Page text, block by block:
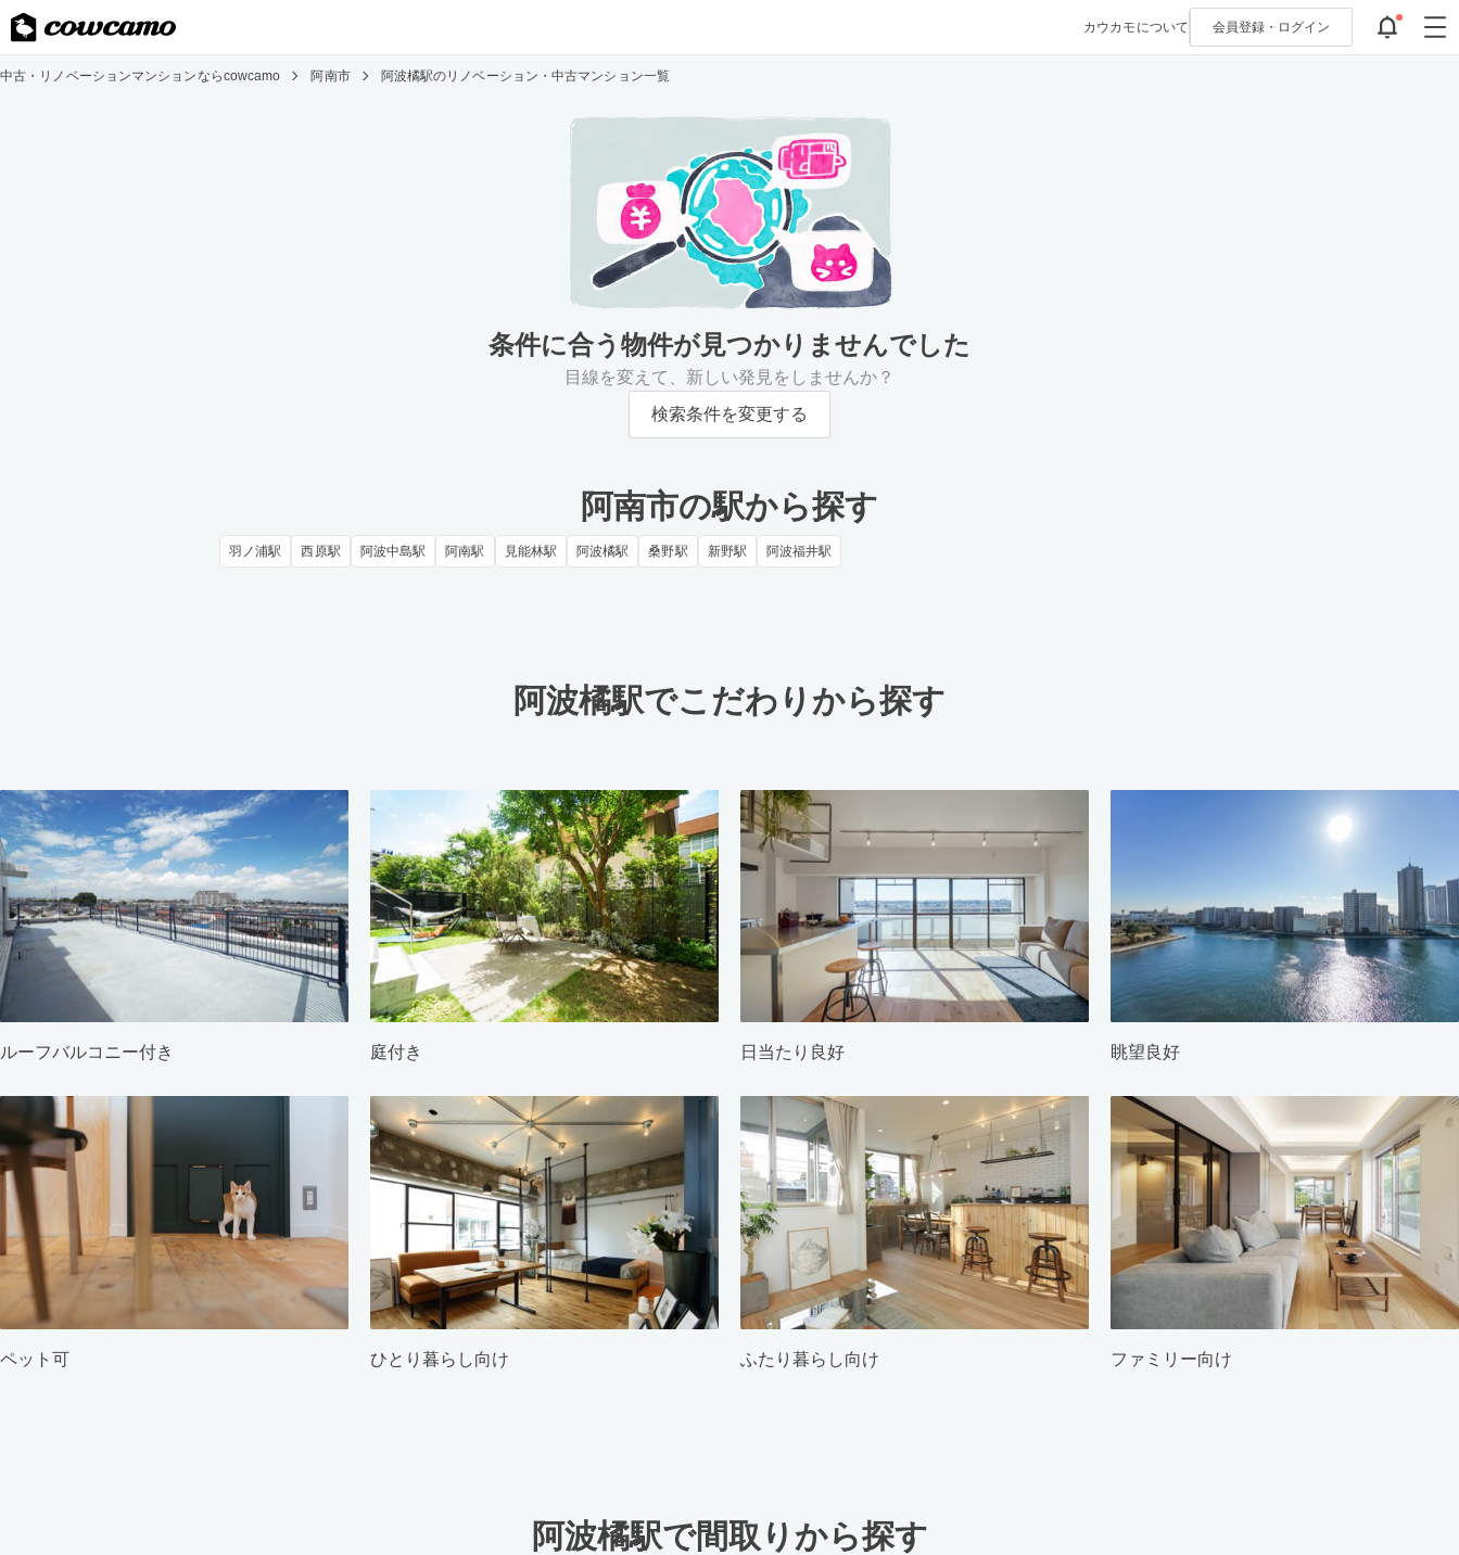
カウカモについて 会員登録・ ログイン
中古・リノベーションマンションならcowcamo 阿南市 阿波橘駅のリノベーション・中古マンション一覧
条件に合う物件が見つかりませんでした
目線を変えて、新しい発見をしませんか？
検索条件を変更する
阿南市の駅から探す
羽ノ浦駅 西原駅 阿波中島駅 阿南駅 見能林駅 阿波橘駅 桑野駅 新野駅 阿波福井駅
阿波橘駅でこだわりから探す
ルーフバルコニー付き 庭付き 日当たり良好 眺望良好
ペット可 ひとり暮らし向け ふたり暮らし向け ファミリー向け
阿波橘駅で間取りから探す